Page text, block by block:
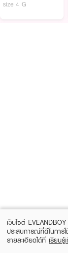
size 4 G
เว็บไซต์
ประสบการณ์ที่ดีในกา
รายละเอียดได้ที่ เรียนรู้